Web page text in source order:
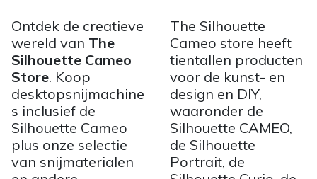
Ontdek de creatieve
wereld van The
Silhouette Cameo
Store. Koop
desktopsnijmachine
s inclusief de
Silhouette Cameo
plus onze selectie
van snijmaterialen
The Silhouette
Cameo store heeft
tientallen producten
voor de kunst- en
design en DIY,
waaronder de
Silhouette CAMEO,
de Silhouette
Portrait, de